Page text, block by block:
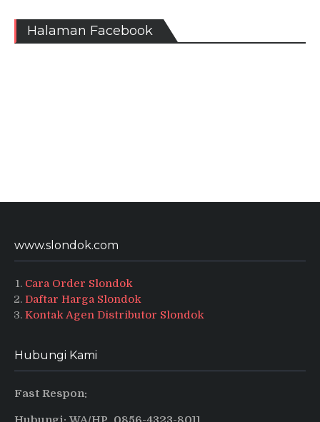
Halaman Facebook
www.slondok.com
Cara Order Slondok
Daftar Harga Slondok
Kontak Agen Distributor Slondok
Hubungi Kami
Fast Respon: